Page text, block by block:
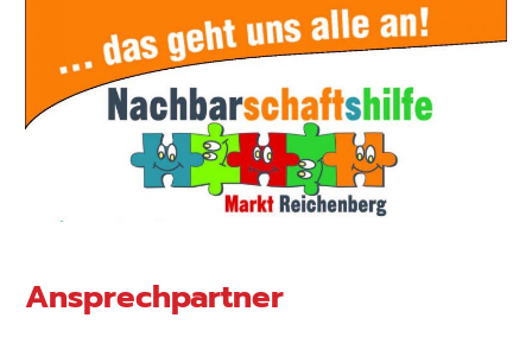
Ansprechpartner